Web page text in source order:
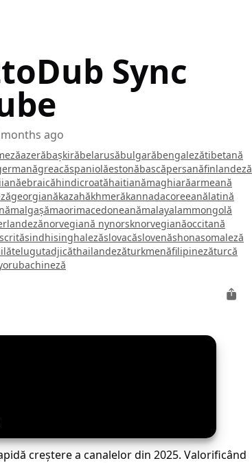
Sync
ago
azerăbașkirăbelarusăbulgarăbengalezătibetană
greacăspaniolăestonăbascăpersanăfinlandeză
ebraicăhindicroatăhaitianămaghiarăarmeană
georgianăkazahăkhmerăkannadacoreeanălatină
malgașămaorimacedoneanămalayalammongolă
norvegiană nynorsknorvegianăoccitană
sindhisinghalezăslovacăslovenăshonasomaleză
telugutadjicăthailandezăturkmenăfilipinezăturcă
chineză
creștere a canalelor din 2025. Valorificând